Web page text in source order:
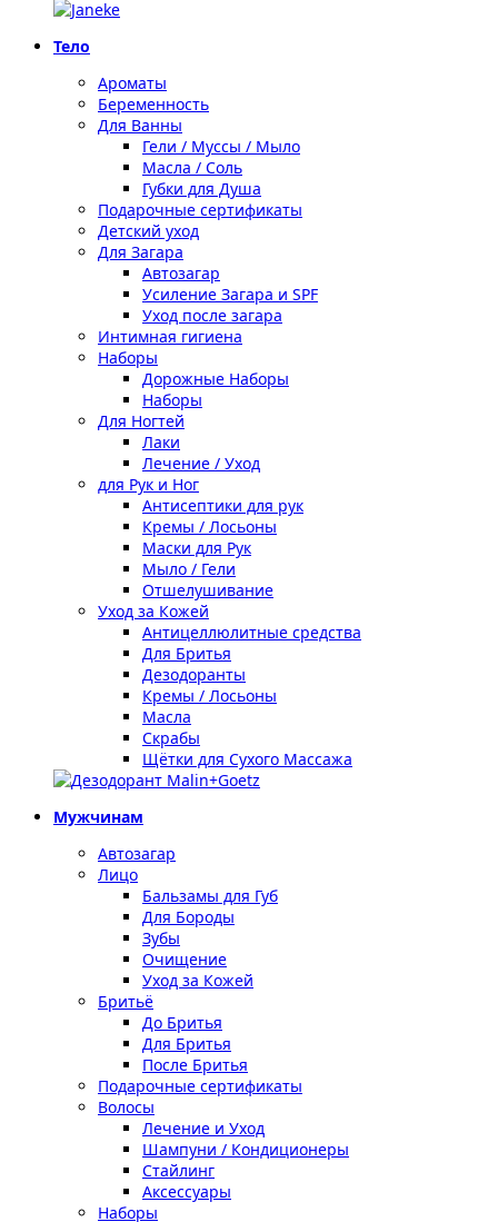
Тело
Ароматы
Беременность
Для Ванны
Гели / Муссы / Мыло
Масла / Соль
Губки для Душа
Подарочные сертификаты
Детский уход
Для Загара
Автозагар
Усиление Загара и SPF
Уход после загара
Интимная гигиена
Наборы
Дорожные Наборы
Наборы
Для Ногтей
Лаки
Лечение / Уход
для Рук и Ног
Антисептики для рук
Кремы / Лосьоны
Маски для Рук
Мыло / Гели
Отшелушивание
Уход за Кожей
Антицеллюлитные средства
Для Бритья
Дезодоранты
Кремы / Лосьоны
Масла
Скрабы
Щётки для Сухого Массажа
Мужчинам
Автозагар
Лицо
Бальзамы для Губ
Для Бороды
Зубы
Очищение
Уход за Кожей
Бритьё
До Бритья
Для Бритья
После Бритья
Подарочные сертификаты
Волосы
Лечение и Уход
Шампуни / Кондиционеры
Стайлинг
Аксессуары
Наборы